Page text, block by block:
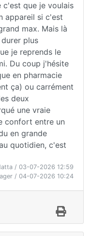
c'est que je voulais
appareil si c'est
max. Mais là
plus
je reprends le
Du coup j'hésite
en pharmacie
ça) ou carrément
deux
une vraie
confort entre un
en grande
quotidien, c'est
/ 03-07-2026 12:59
/ 04-07-2026 10:24